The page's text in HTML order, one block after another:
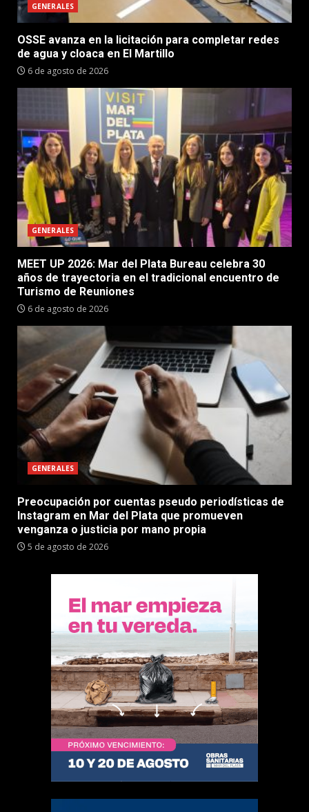
GENERALES
OSSE avanza en la licitación para completar redes
de agua y cloaca en El Martillo
6 de agosto de 2026
GENERALES
MEET UP 2026: Mar del Plata Bureau celebra 30
años de trayectoria en el tradicional encuentro de
Turismo de Reuniones
6 de agosto de 2026
GENERALES
Preocupación por cuentas pseudo periodísticas de
Instagram en Mar del Plata que promueven
venganza o justicia por mano propia
5 de agosto de 2026